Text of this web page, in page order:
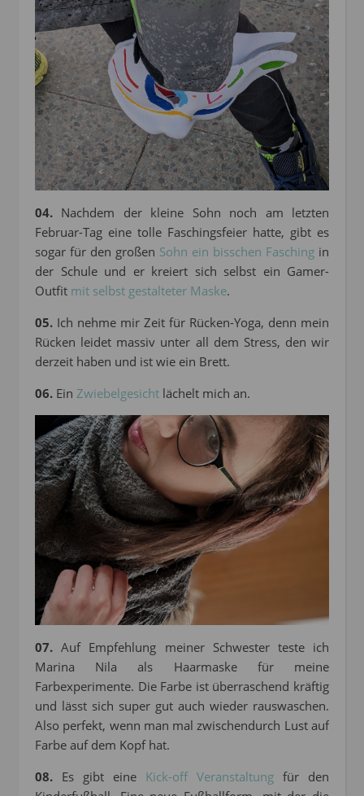
04. Nachdem der kleine Sohn noch am letzten
Februar-Tag eine tolle Faschingsfeier hatte, gibt es
sogar für den großen Sohn ein bisschen Fasching in
der Schule und er kreiert sich selbst ein Gamer-
Outfit mit selbst gestalteter Maske.
05. Ich nehme mir Zeit für Rücken-Yoga, denn mein
Rücken leidet massiv unter all dem Stress, den wir
derzeit haben und ist wie ein Brett.
06. Ein Zwiebelgesicht lächelt mich an.
07. Auf Empfehlung meiner Schwester teste ich
Marina Nila als Haarmaske für meine
Farbexperimente. Die Farbe ist überraschend kräftig
und lässt sich super gut auch wieder rauswaschen.
Also perfekt, wenn man mal zwischendurch Lust auf
Farbe auf dem Kopf hat.
08. Es gibt eine Kick-off Veranstaltung für den